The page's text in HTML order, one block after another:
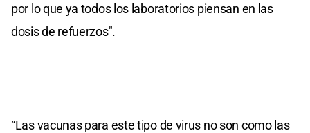
por lo que ya todos los laboratorios piensan en las
dosis de refuerzos".
“Las vacunas para este tipo de virus no son como las